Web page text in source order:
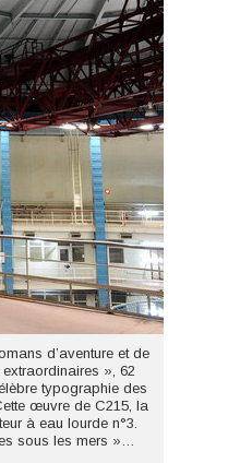
d’aventure et de
», 62
typographie des
œuvre de C215, la
à eau lourde n°3.
sous les mers »…